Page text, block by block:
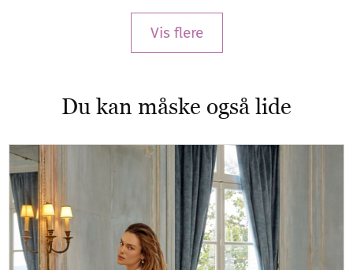
Vis flere
Du kan måske også lide